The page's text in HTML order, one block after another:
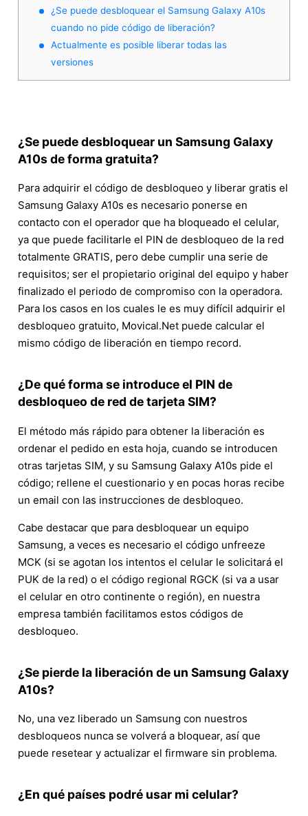
¿Se puede desbloquear el Samsung Galaxy A10s
cuando no pide código de liberación?
Actualmente es posible liberar todas las
versiones
¿Se puede desbloquear un Samsung Galaxy
A10s de forma gratuita?
Para adquirir el código de desbloqueo y liberar gratis el
Samsung Galaxy A10s es necesario ponerse en
contacto con el operador que ha bloqueado el celular,
ya que puede facilitarle el PIN de desbloqueo de la red
totalmente GRATIS, pero debe cumplir una serie de
requisitos; ser el propietario original del equipo y haber
finalizado el periodo de compromiso con la operadora.
Para los casos en los cuales le es muy difícil adquirir el
desbloqueo gratuito, Movical.Net puede calcular el
mismo código de liberación en tiempo record.
¿De qué forma se introduce el PIN de
desbloqueo de red de tarjeta SIM?
El método más rápido para obtener la liberación es
ordenar el pedido en esta hoja, cuando se introducen
otras tarjetas SIM, y su Samsung Galaxy A10s pide el
código; rellene el cuestionario y en pocas horas recibe
un email con las instrucciones de desbloqueo.
Cabe destacar que para desbloquear un equipo
Samsung, a veces es necesario el código unfreeze
MCK (si se agotan los intentos el celular le solicitará el
PUK de la red) o el código regional RGCK (si va a usar
el celular en otro continente o región), en nuestra
empresa también facilitamos estos códigos de
desbloqueo.
¿Se pierde la liberación de un Samsung Galaxy
A10s?
No, una vez liberado un Samsung con nuestros
desbloqueos nunca se volverá a bloquear, así que
puede resetear y actualizar el firmware sin problema.
¿En qué países podré usar mi celular?